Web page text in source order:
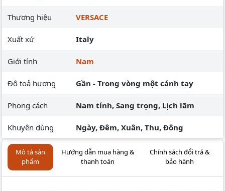
Mô tả sản
phẩm
Hướng dẫn mua hàng &
thanh toán
Chính sách đổi trả &
bảo hành
Thương hiệu VERSACE
Xuất xứ Italy
Giới tính Nam
Độ toả hương Gần - Trong vòng một cánh tay
Phong cách Nam tính, Sang trọng, Lịch lãm
Khuyên dùng Ngày, Đêm, Xuân, Thu, Đông